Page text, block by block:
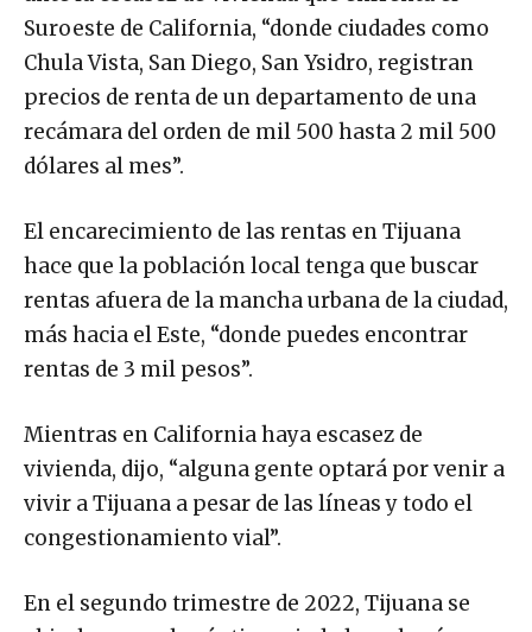
Suroeste de California, “donde ciudades como
Chula Vista, San Diego, San Ysidro, registran
precios de renta de un departamento de una
recámara del orden de mil 500 hasta 2 mil 500
dólares al mes”.
El encarecimiento de las rentas en Tijuana
hace que la población local tenga que buscar
rentas afuera de la mancha urbana de la ciudad,
más hacia el Este, “donde puedes encontrar
rentas de 3 mil pesos”.
Mientras en California haya escasez de
vivienda, dijo, “alguna gente optará por venir a
vivir a Tijuana a pesar de las líneas y todo el
congestionamiento vial”.
En el segundo trimestre de 2022, Tijuana se